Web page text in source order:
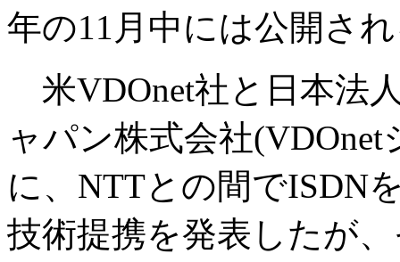
年の11月中には公開さ
米VDOnet社と日本法
ャパン株式会社
に、NTTとの間でISDN
技術提携を発表したが